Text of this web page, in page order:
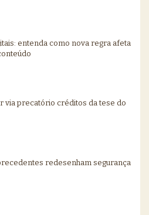
entenda como nova regra afeta
via precatório créditos da tese do
redesenham segurança